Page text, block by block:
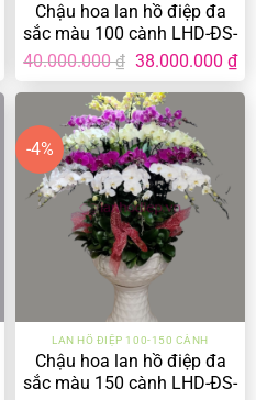
Chậu hoa lan hồ điệp đa
sắc màu 100 cành LHD-ĐS-
100-CS-03
40.000.000₫ Giá
là:
40.000.000 ₫.
38.000.000 ₫
tại
-4%
LAN HỒ ĐIỆP 100-150 CÀNH
Chậu hoa lan hồ điệp đa
sắc màu 150 cành LHD-ĐS-